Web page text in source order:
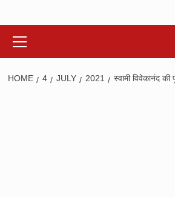
Menu
HOME 4 JULY 2021 स्वामी विवेकानंद